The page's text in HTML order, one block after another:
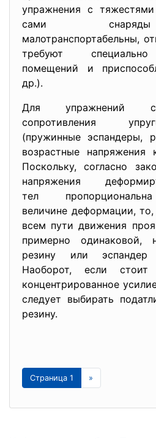
упражнения с
сами
малотранспортабельны,
требуют специально
помещений и
др.).
Для упражнений с
сопротивления
(пружинные эспандеры,
возрастные напряжения
Поскольку, согласно
напряжения
тел
величине деформации,
всем пути движения
примерно одинаковой,
резину или
Наоборот, если стоит
концентрированное
следует выбирать
резину.
Страница 1 »